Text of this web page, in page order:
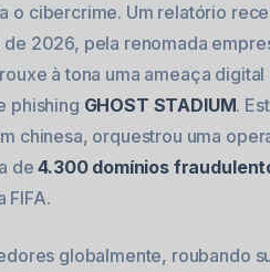
o cibercrime. Um relatório
2026, pela renomada
à tona uma ameaça digital
phishing GHOST STADIUM.
chinesa, orquestrou uma
de4.300 domínios
FIFA.
globalmente, roubando